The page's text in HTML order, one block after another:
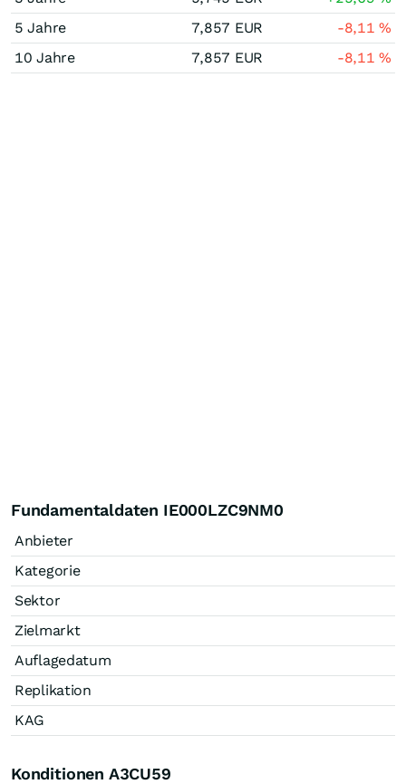
5 Jahre
7,857 EUR -8,11%
10 Jahre
7,857 EUR -8,11%
Fundamentaldaten IE000LZC9NM0
Anbieter
Kategorie
Sektor
Zielmarkt
Auflagedatum
Replikation
KAG
Konditionen A3CU59